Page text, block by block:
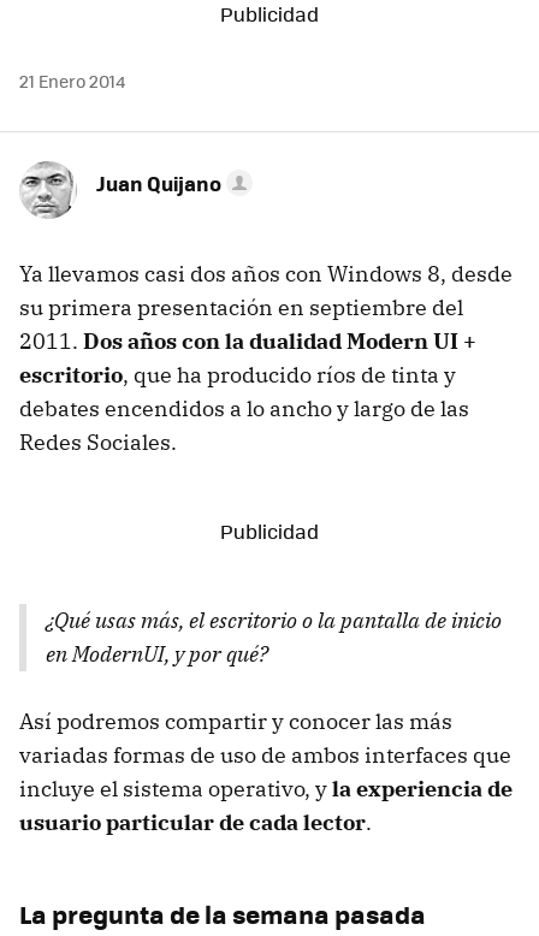
21 Enero 2014
Juan Quijano
Ya llevamos casi dos años con Windows 8, desde
su primera presentación en septiembre del
2011. Dos años con la dualidad Modern UI +
escritorio, que ha producido ríos de tinta y
debates encendidos a lo ancho y largo de las
Redes Sociales.
¿Qué usas más, el escritorio o la pantalla de inicio
en ModernUI, y por qué?
Así podremos compartir y conocer las más
variadas formas de uso de ambos interfaces que
incluye el sistema operativo, yla experiencia de
usuario particular de cada lector.
La pregunta de la semana pasada